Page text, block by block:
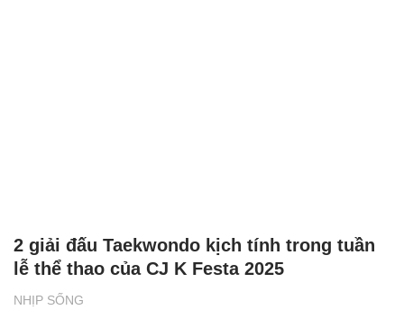
NHỊP SỐNG
2 giải đấu Taekwondo kịch tính trong tuần
lễ thể thao của CJ K Festa 2025